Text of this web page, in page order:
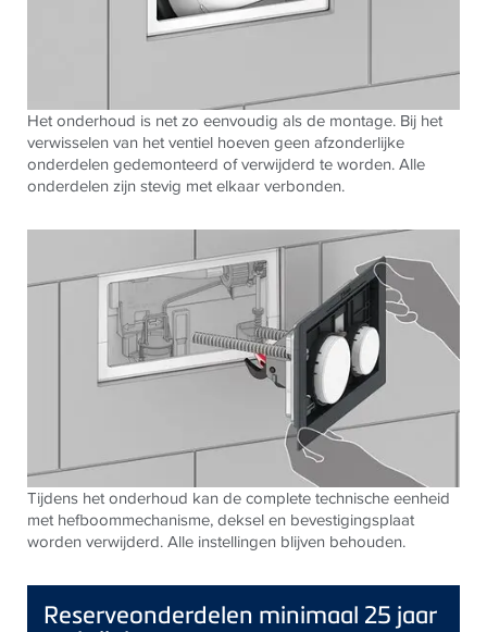
Het onderhoud is net zo eenvoudig als de montage. Bij het
verwisselen van het ventiel hoeven geen afzonderlijke
onderdelen gedemonteerd of verwijderd te worden. Alle
onderdelen zijn stevig met elkaar verbonden.
Tijdens het onderhoud kan de complete technische eenheid
met hefboommechanisme, deksel en bevestigingsplaat
worden verwijderd. Alle instellingen blijven behouden.
Reserveonderdelen minimaal 25 jaar